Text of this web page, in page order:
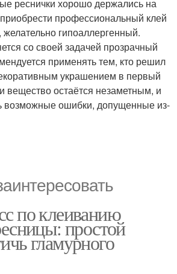
реснички хорошо держались на
профессиональный клей
гипоаллергенный.
со своей задачей прозрачный
применять тем, кто решил
украшением в первый
вещество остаётся незаметным, и
возможные ошибки, допущенные из-
по клеиванию
простой
гламурного